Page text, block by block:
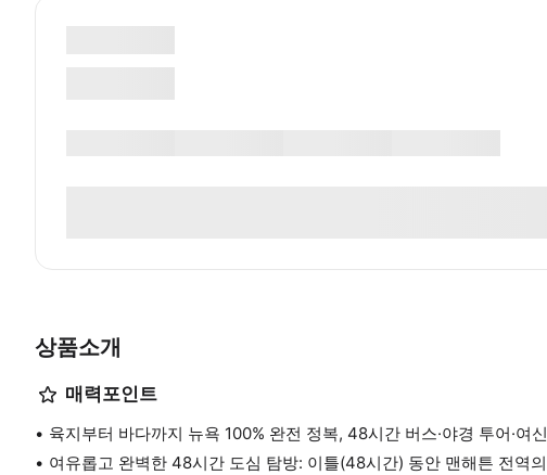
상품소개
매력포인트
육지부터 바다까지 뉴욕 100% 완전 정복, 48시간 버스·야경 투어·여
여유롭고 완벽한 48시간 도심 탐방: 이틀(48시간) 동안 맨해튼 전역